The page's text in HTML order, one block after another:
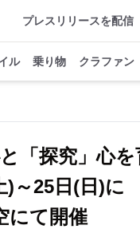
プレスリリースを配信
ル 乗り物 クラファン
「探究」心を
)～25日(日)に
にて開催